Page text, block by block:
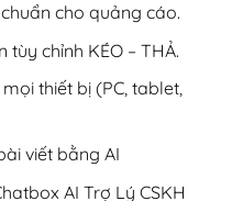
cho quảng cáo.
chỉnh KÉO – THẢ.
thiết bị (PC, tablet,
viết bằng AI
AI Trợ Lý CSKH